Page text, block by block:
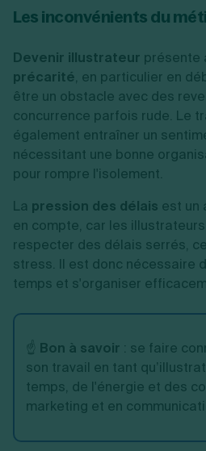
Les inconvénients du
Devenir illustrateur présente
précarité, en particulier en
être un obstacle avec des
concurrence parfois rude. Le
également entraîner un
nécessitant une bonne
pour rompre l'isolement.
La pression des délais est un
en compte, car les
respecter des délais serrés,
stress. Il est donc nécessaire
temps et s'organiser
☝️ Bon à savoir : se faire
son travail en tant
temps, de l'énergie et des
marketing et en